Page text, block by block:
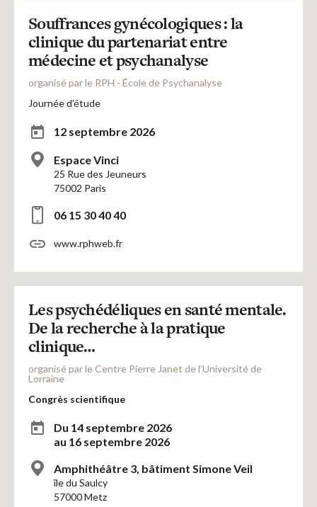
Souffrances gynécologiques : la
clinique du partenariat entre
médecine et psychanalyse
organisé par le RPH - École de Psychanalyse
Journée d’étude
12 septembre 2026
Espace Vinci
25 Rue des Jeuneurs
75002 Paris
06 15 30 40 40
www.rphweb.fr
Les psychédéliques en santé mentale.
De la recherche à la pratique
clinique…
organisé par le Centre Pierre Janet de l’Université de
Lorraine
Congrès scientifique
Du 14 septembre 2026
au 16 septembre 2026
Amphithéâtre 3, bâtiment Simone Veil
île du Saulcy
57000 Metz